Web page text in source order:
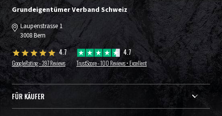
Grundeigentümer Verband Schweiz
Laupenstrasse 1
3008 Bern
4.7
GoogleRating - 397 Reviews
4.7
TrustScore - 100 Reviews • Excellent
FÜR KÄUFER